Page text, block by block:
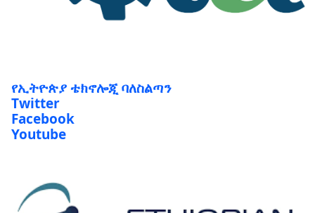
የኢትዮጵያ ቴክኖሎጂ ባለስልጣን
Twitter
Facebook
Youtube